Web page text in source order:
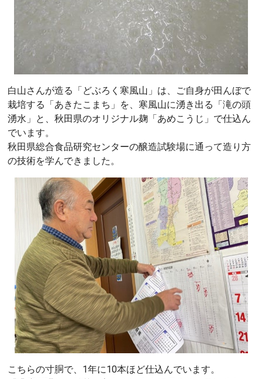
白山さんが造る「どぶろく寒風山」は、ご自身が田んぼで
栽培する「あきたこまち」を、寒風山に湧き出る「滝の頭
湧水」と、秋田県のオリジナル麹「あめこうじ」で仕込ん
でいます。
秋田県総合食品研究センターの醸造試験場に通って造り方
の技術を学んできました。
こちらの寸胴で、1年に10本ほど仕込んでいます。